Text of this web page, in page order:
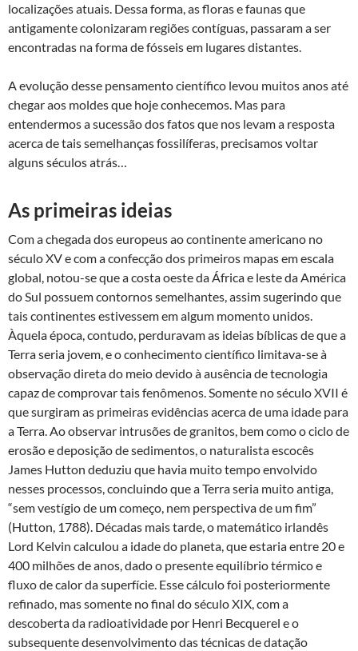
localizações atuais. Dessa forma, as floras e faunas que
antigamente colonizaram regiões contíguas, passaram a ser
encontradas na forma de fósseis em lugares distantes.
A evolução desse pensamento científico levou muitos anos até
chegar aos moldes que hoje conhecemos. Mas para
entendermos a sucessão dos fatos que nos levam a resposta
acerca de tais semelhanças fossilíferas, precisamos voltar
alguns séculos atrás…
As primeiras ideias
Com a chegada dos europeus ao continente americano no
século XV e com a confecção dos primeiros mapas em escala
global, notou-se que a costa oeste da África e leste da América
do Sul possuem contornos semelhantes, assim sugerindo que
tais continentes estivessem em algum momento unidos.
Àquela época, contudo, perduravam as ideias bíblicas de que a
Terra seria jovem, e o conhecimento científico limitava-se à
observação direta do meio devido à ausência de tecnologia
capaz de comprovar tais fenômenos. Somente no século XVII é
que surgiram as primeiras evidências acerca de uma idade para
a Terra. Ao observar intrusões de granitos, bem como o ciclo de
erosão e deposição de sedimentos, o naturalista escocês
James Hutton deduziu que havia muito tempo envolvido
nesses processos, concluindo que a Terra seria muito antiga,
“sem vestígio de um começo, nem perspectiva de um fim”
(Hutton, 1788). Décadas mais tarde, o matemático irlandês
Lord Kelvin calculou a idade do planeta, que estaria entre 20 e
400 milhões de anos, dado o presente equilíbrio térmico e
fluxo de calor da superfície. Esse cálculo foi posteriormente
refinado, mas somente no final do século XIX, com a
descoberta da radioatividade por Henri Becquerel e o
subsequente desenvolvimento das técnicas de datação